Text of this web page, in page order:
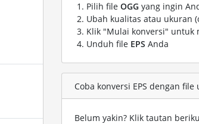
Pilih file OGG yang ingin
Ubah kualitas atau ukuran
Klik "Mulai konversi" untuk
Unduh file EPS Anda
Coba konversi EPS dengan file
Belum yakin? Klik tautan